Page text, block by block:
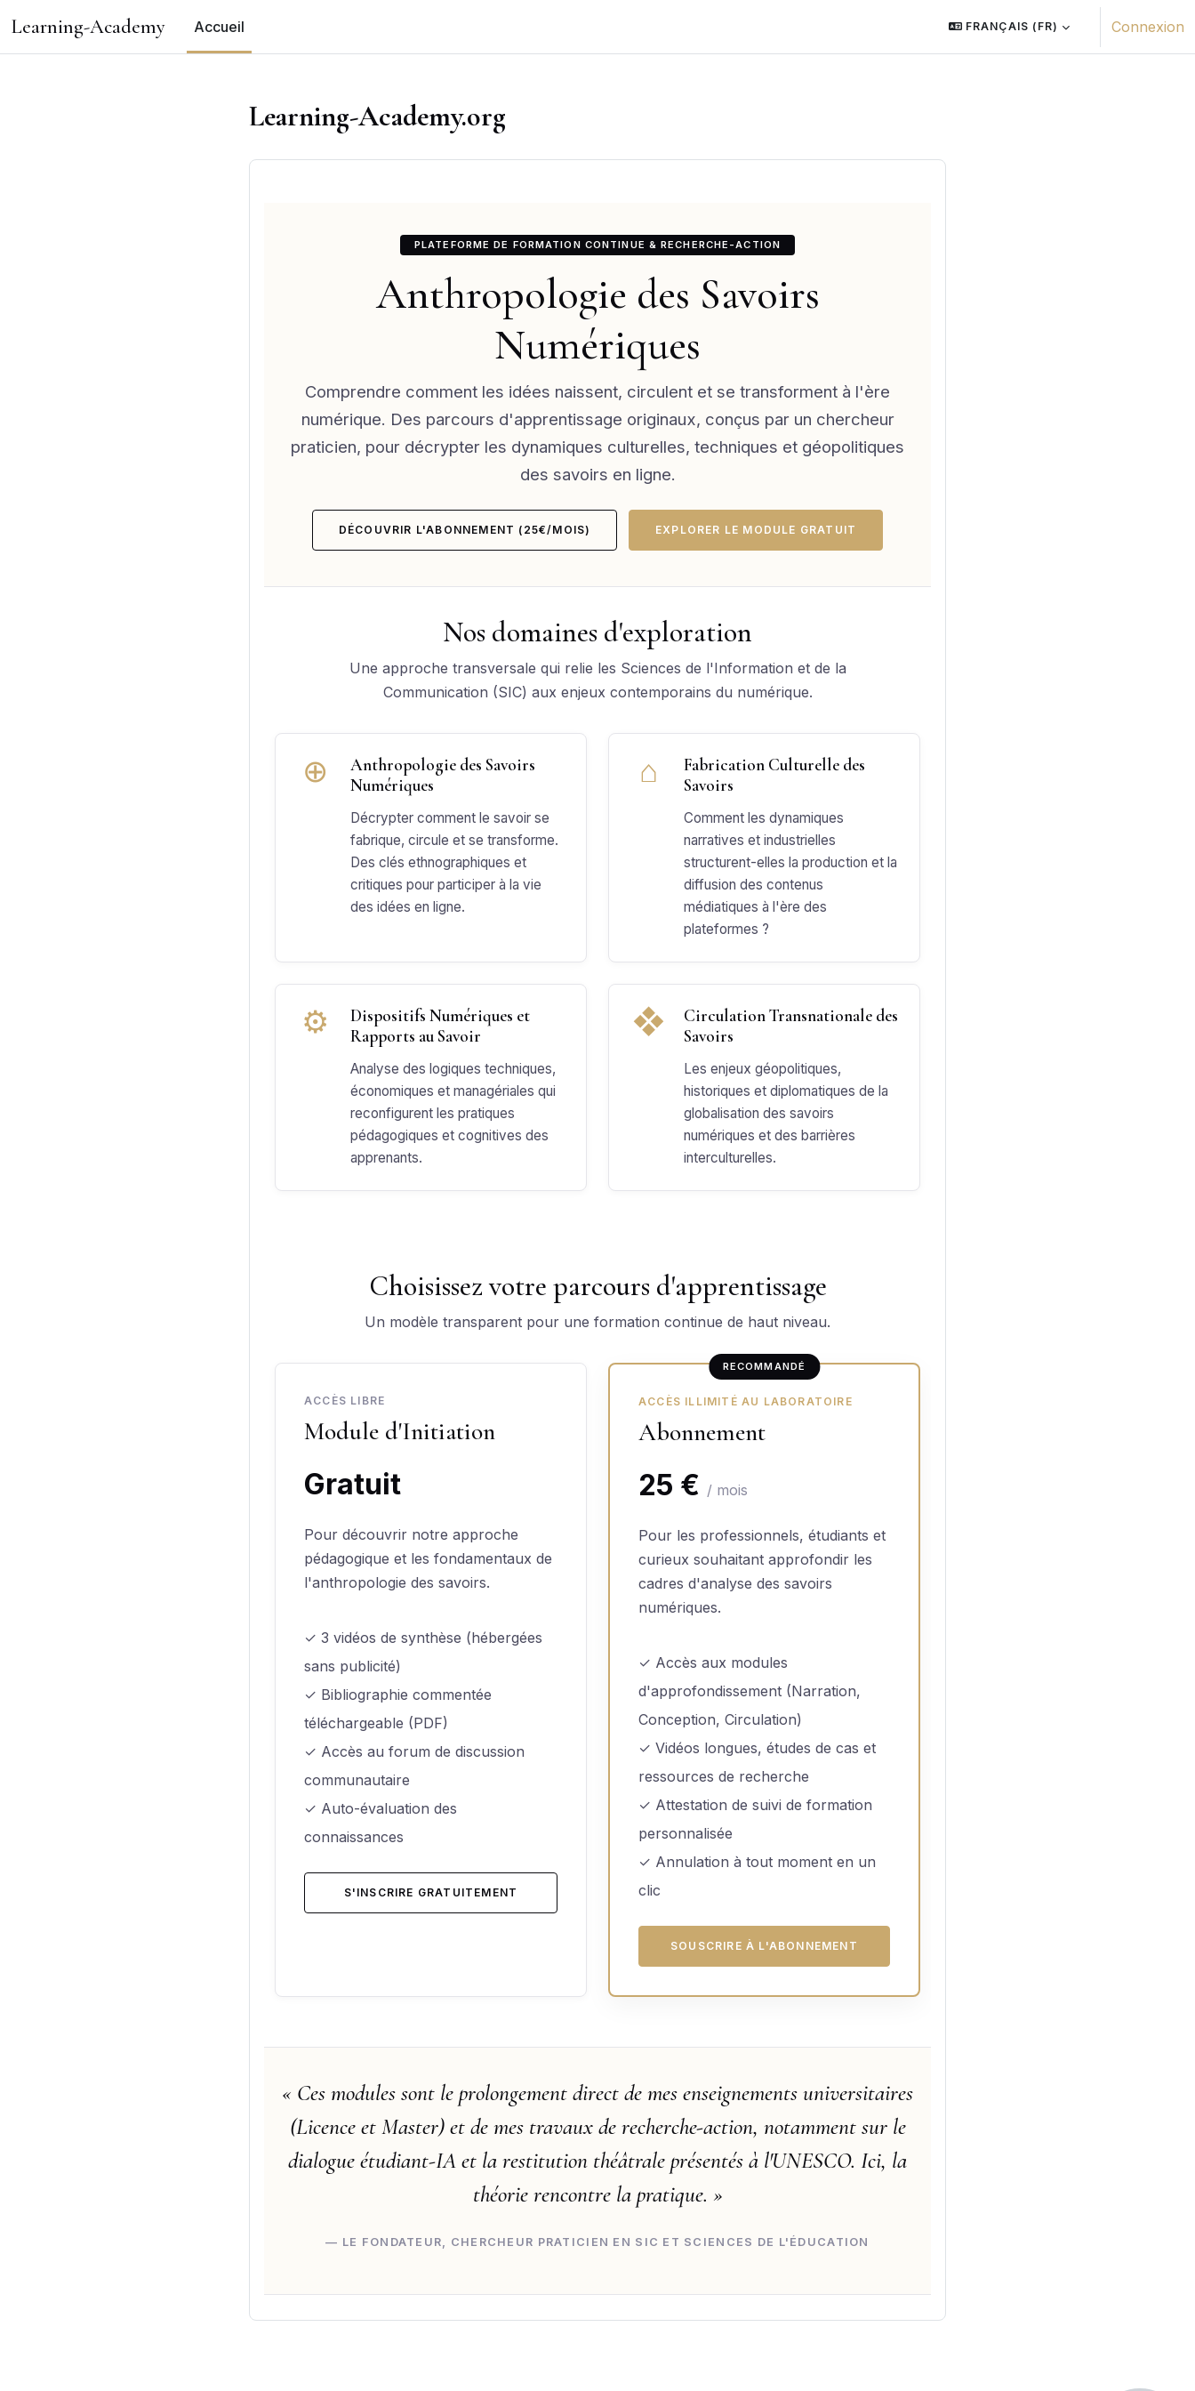
Learning-Academy Accueil FRANÇAIS ‎(FR)‎ Connexion
Learning-Academy.org
PLATEFORME DE FORMATION CONTINUE & RECHERCHE-ACTION
Anthropologie des Savoirs
Numériques
Comprendre comment les idées naissent, circulent et se transforment à l'ère
numérique. Des parcours d'apprentissage originaux, conçus par un chercheur
praticien, pour décrypter les dynamiques culturelles, techniques et géopolitiques
des savoirs en ligne.
DÉCOUVRIR L'ABONNEMENT (25€/MOIS) EXPLORER LE MODULE GRATUIT
Nos domaines d'exploration
Une approche transversale qui relie les Sciences de l'Information et de la
Communication (SIC) aux enjeux contemporains du numérique.
⊕
Anthropologie des Savoirs
Numériques
Décrypter comment le savoir se
fabrique, circule et se transforme.
Des clés ethnographiques et
critiques pour participer à la vie
des idées en ligne.
⌂
Fabrication Culturelle des
Savoirs
Comment les dynamiques
narratives et industrielles
structurent-elles la production et la
diffusion des contenus
médiatiques à l'ère des
plateformes ?
⚙
Dispositifs Numériques et
Rapports au Savoir
Analyse des logiques techniques,
économiques et managériales qui
reconfigurent les pratiques
pédagogiques et cognitives des
apprenants.
❖
Circulation Transnationale des
Savoirs
Les enjeux géopolitiques,
historiques et diplomatiques de la
globalisation des savoirs
numériques et des barrières
interculturelles.
Choisissez votre parcours d'apprentissage
Un modèle transparent pour une formation continue de haut niveau.
ACCÈS LIBRE
Module d'Initiation
Gratuit
Pour découvrir notre approche
pédagogique et les fondamentaux de
l'anthropologie des savoirs.
✓ 3 vidéos de synthèse (hébergées
sans publicité)
✓ Bibliographie commentée
téléchargeable (PDF)
✓ Accès au forum de discussion
communautaire
✓ Auto-évaluation des
connaissances
S'INSCRIRE GRATUITEMENT
RECOMMANDÉ
ACCÈS ILLIMITÉ AU LABORATOIRE
Abonnement
25 € / mois
Pour les professionnels, étudiants et
curieux souhaitant approfondir les
cadres d'analyse des savoirs
numériques.
✓ Accès aux modules
d'approfondissement (Narration,
Conception, Circulation)
✓ Vidéos longues, études de cas et
ressources de recherche
✓ Attestation de suivi de formation
personnalisée
✓ Annulation à tout moment en un
clic
SOUSCRIRE À L'ABONNEMENT
« Ces modules sont le prolongement direct de mes enseignements universitaires
(Licence et Master) et de mes travaux de recherche-action, notamment sur le
dialogue étudiant-IA et la restitution théâtrale présentés à l'UNESCO. Ici, la
théorie rencontre la pratique. »
— LE FONDATEUR, CHERCHEUR PRATICIEN EN SIC ET SCIENCES DE L'ÉDUCATION